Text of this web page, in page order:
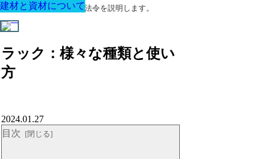
建築に関する用語と関連法令を説明します。
ラック：様々な種類と使い
方
建材と資材について
2024.01.27
目次
建材と資材について
建材と資材について
建材と資材について
建材と資材について
建材と資材について
建材と資材について